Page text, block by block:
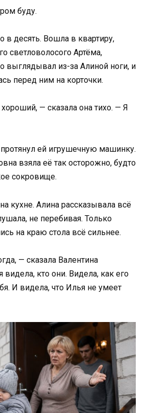
буду.
в десять. Вошла в квартиру,
светловолосого Артёма,
выглядывал из-за Алиной ноги, и
перед ним на корточки.
— сказала она тихо. — Я
ей игрушечную машинку.
взяла её так осторожно, будто
сокровище.
кухне. Алина рассказывала всё
не перебивая. Только
на краю стола всё сильнее.
— сказала Валентина
кто они. Видела, как его
И видела, что Илья не умеет